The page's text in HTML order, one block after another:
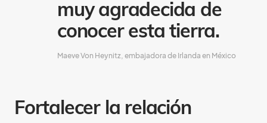
muy agradecida de
conocer esta tierra.
Maeve Von Heynitz, embajadora de Irlanda en México
Fortalecer la relación